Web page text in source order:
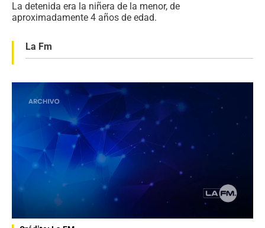
La detenida era la niñera de la menor, de
aproximadamente 4 años de edad.
La Fm